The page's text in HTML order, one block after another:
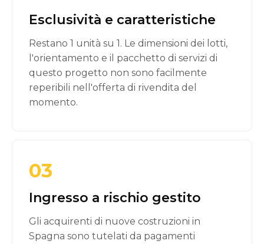
Esclusività e caratteristiche
Restano 1 unità su 1. Le dimensioni dei lotti,
l'orientamento e il pacchetto di servizi di
questo progetto non sono facilmente
reperibili nell'offerta di rivendita del
momento.
03
Ingresso a rischio gestito
Gli acquirenti di nuove costruzioni in
Spagna sono tutelati da pagamenti